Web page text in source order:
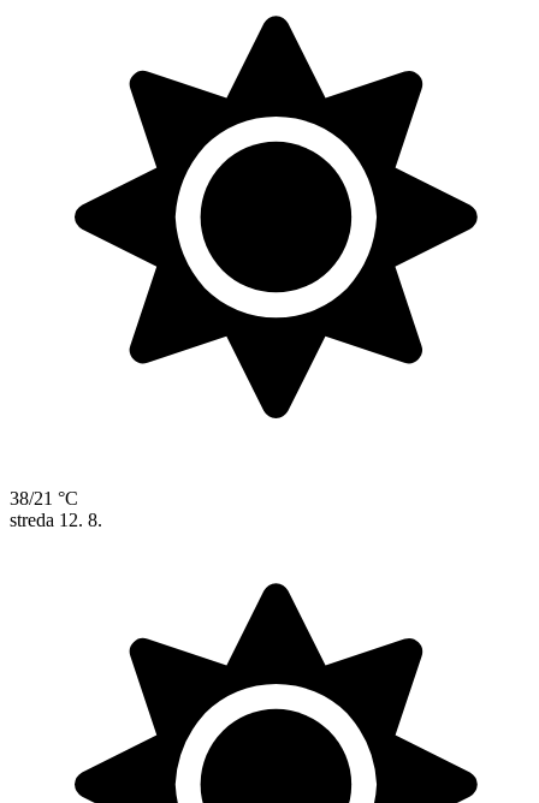
38/21 °C
streda 12. 8.